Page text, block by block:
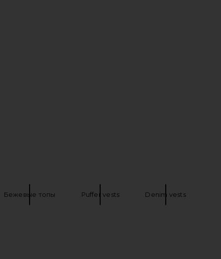
Бежевые топы Puffer vests Denim vests